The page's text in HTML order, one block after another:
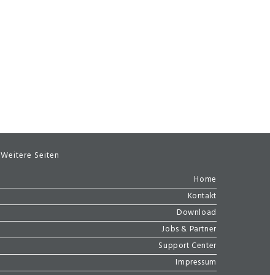
Weitere Seiten
Home
Kontakt
Download
Jobs & Partner
Support Center
Impressum